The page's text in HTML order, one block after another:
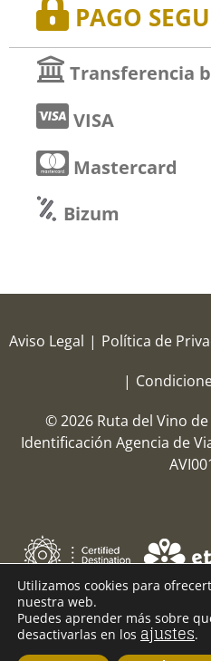
PAGO
Transferencia
VISA
Mastercard
Bizum
Aviso Legal | Política de
|
© 2026 Ruta del Vino de
Identificación Agencia de
Utilizamos cookies para
nuestra web.
Puedes aprender más sobre
desactivarlas en los ajustes.